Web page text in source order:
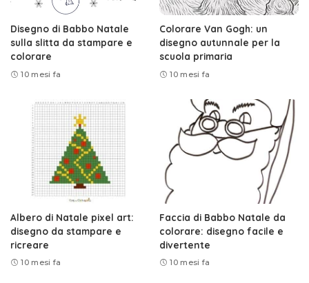
Disegno di Babbo Natale
sulla slitta da stampare e
colorare
10 mesi fa
Colorare Van Gogh: un
disegno autunnale per la
scuola primaria
10 mesi fa
Albero di Natale pixel art:
disegno da stampare e
ricreare
10 mesi fa
Faccia di Babbo Natale da
colorare: disegno facile e
divertente
10 mesi fa